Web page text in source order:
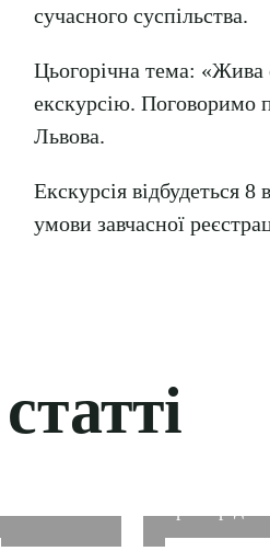
сучасного суспільства.
Цьогорічна тема: «Жива
екскурсію. Поговоримо
Львова.
Екскурсія відбудеться
умови завчасної